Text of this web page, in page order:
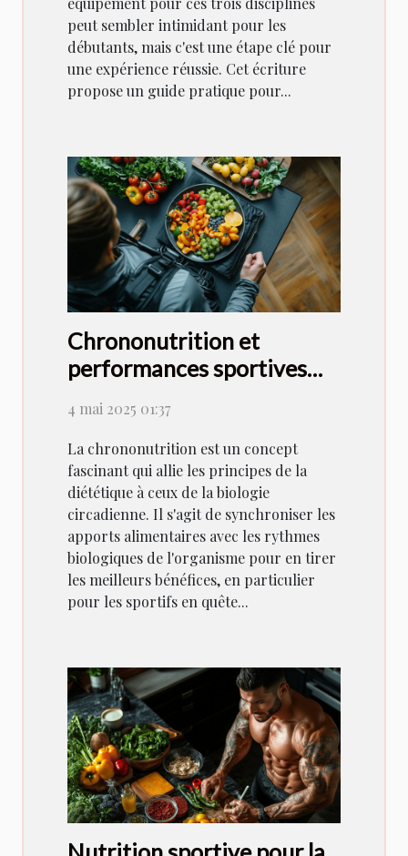
peut sembler intimidant pour les
débutants, mais c'est une étape clé pour
une expérience réussie. Cet écriture
propose un guide pratique pour...
Chrononutrition et
performances sportives
son cycle d'activité pour
une forme optimale
4 mai 2025 01:37
La chrononutrition est un concept
fascinant qui allie les principes de la
diététique à ceux de la biologie
circadienne. Il s'agit de synchroniser les
apports alimentaires avec les rythmes
biologiques de l'organisme pour en tirer
les meilleurs bénéfices, en particulier
pour les sportifs en quête...